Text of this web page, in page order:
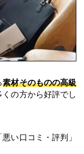
素材そのものの高級
くの方から好評でし
い口コミ・評判」